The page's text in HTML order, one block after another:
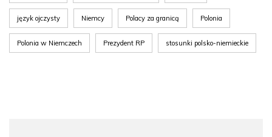
język ojczysty Niemcy Polacy za granicą Polonia
Polonia w Niemczech Prezydent RP stosunki polsko-niemieckie